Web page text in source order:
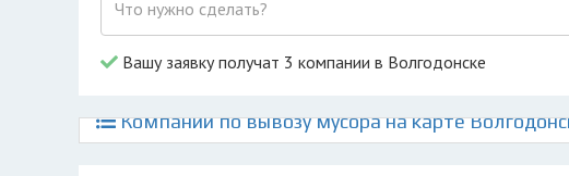
Вашу заявку получат 3 компании в Волгодонске
Компании по вывозу мусора на карте